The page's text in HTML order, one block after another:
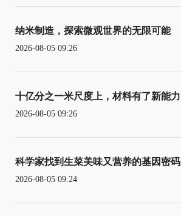
纳米制造，探索微观世界的无限可能
2026-08-05 09:26
十亿分之一米尺度上，材料有了新能力
2026-08-05 09:26
科学家找到生菜美味又营养的基因密码
2026-08-05 09:24